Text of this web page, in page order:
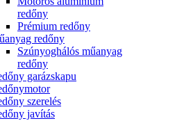
redőny
Prémium redőny
redőny
Szúnyoghálós műanyag
redőny
garázskapu
szerelés
javítás